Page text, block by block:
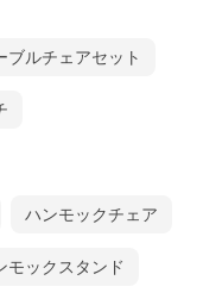
ブルチェアセット
ハンモックチェア
ックスタンド